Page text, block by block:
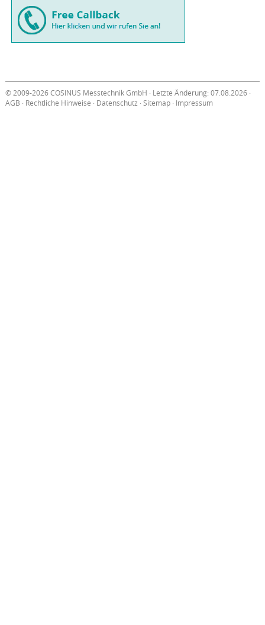
© 2009-2026 COSINUS Messtechnik GmbH · Letzte Änderung: 07.08.2026 ·
AGB · Rechtliche Hinweise · Datenschutz · Sitemap· Impressum